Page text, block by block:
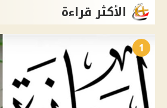
الأكثر قراءة
1